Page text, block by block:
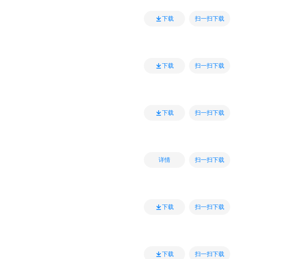
下载 扫一扫下载
下载 扫一扫下载
下载 扫一扫下载
详情 扫一扫下载
下载 扫一扫下载
下载 扫一扫下载